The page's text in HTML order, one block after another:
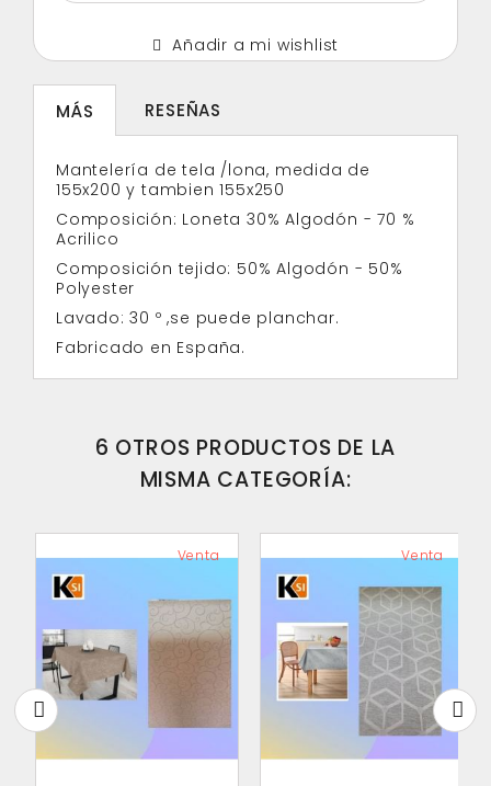
Añadir a mi wishlist
MÁS RESEÑAS
Mantelería de tela /lona, medida de
155x200 y tambien 155x250
Composición: Loneta 30% Algodón - 70 %
Acrilico
Composición tejido: 50% Algodón - 50%
Polyester
Lavado: 30 º ,se puede planchar.
Fabricado en España.
6 OTROS PRODUCTOS DE LA
MISMA CATEGORÍA:
Venta Venta